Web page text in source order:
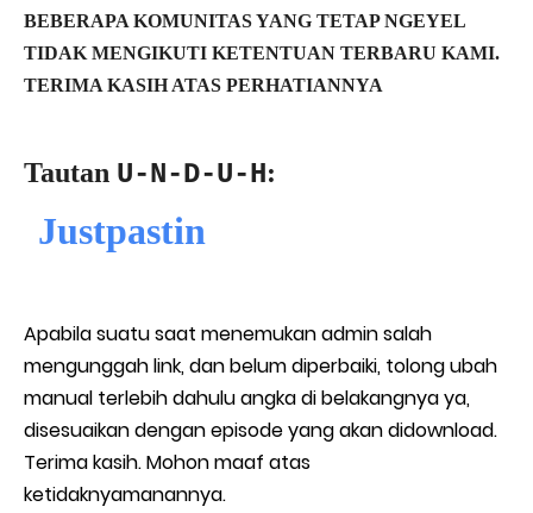
BEBERAPA KOMUNITAS YANG TETAP NGEYEL
TIDAK MENGIKUTI KETENTUAN TERBARU KAMI.
TERIMA KASIH ATAS PERHATIANNYA
Tautan U-N-D-U-H:
Justpastin
Apabila suatu saat menemukan admin salah
mengunggah link, dan belum diperbaiki, tolong ubah
manual terlebih dahulu angka di belakangnya ya,
disesuaikan dengan episode yang akan didownload.
Terima kasih. Mohon maaf atas
ketidaknyamanannya.